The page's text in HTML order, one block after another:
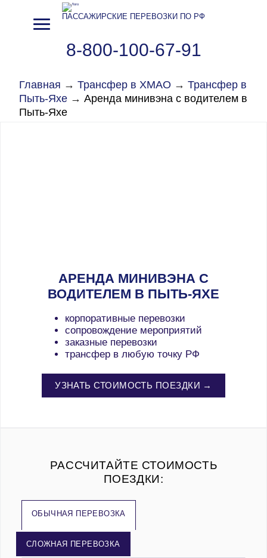
ПАССАЖИРСКИЕ ПЕРЕВОЗКИ ПО РФ
8-800-100-67-91
Главная → Трансфер в ХМАО → Трансфер в
Пыть-Яхе → Аренда минивэна с водителем в
Пыть-Яхе
АРЕНДА МИНИВЭНА С
ВОДИТЕЛЕМ В ПЫТЬ-ЯХЕ
корпоративные перевозки
сопровождение мероприятий
заказные перевозки
трансфер в любую точку РФ
УЗНАТЬ СТОИМОСТЬ ПОЕЗДКИ →
РАССЧИТАЙТЕ СТОИМОСТЬ
ПОЕЗДКИ:
ОБЫЧНАЯ ПЕРЕВОЗКА
СЛОЖНАЯ ПЕРЕВОЗКА